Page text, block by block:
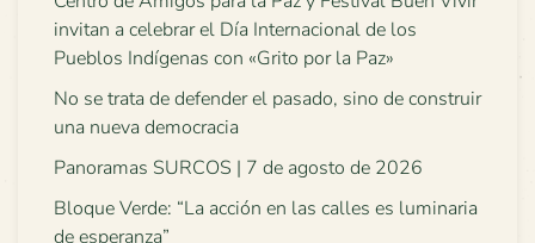
invitan a celebrar el Día Internacional de los
Pueblos Indígenas con «Grito por la Paz»
No se trata de defender el pasado, sino de construir
una nueva democracia
Panoramas SURCOS | 7 de agosto de 2026
Bloque Verde: “La acción en las calles es luminaria
de esperanza”